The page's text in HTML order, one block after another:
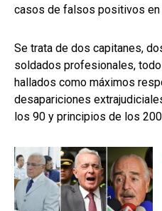
casos de falsos positivos en
Se trata de dos capitanes,
soldados profesionales,
hallados como máximos
desapariciones
los 90 y principios de los